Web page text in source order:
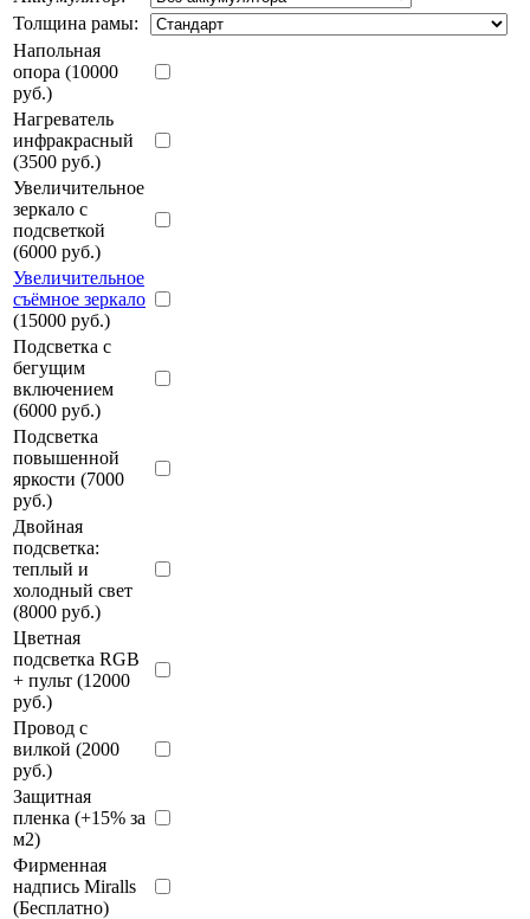
Толщина рамы:
Напольная
опора (10000
руб.)
Нагреватель
инфракрасный
(3500 руб.)
Увеличительное
зеркало с
подсветкой
(6000 руб.)
Увеличительное
съёмное зеркало
(15000 руб.)
Подсветка с
бегущим
включением
(6000 руб.)
Подсветка
повышенной
яркости (7000
руб.)
Двойная
подсветка:
теплый и
холодный свет
(8000 руб.)
Цветная
подсветка RGB
+ пульт (12000
руб.)
Провод с
вилкой (2000
руб.)
Защитная
пленка (+15% за
м2)
Фирменная
надпись Miralls
(Бесплатно)